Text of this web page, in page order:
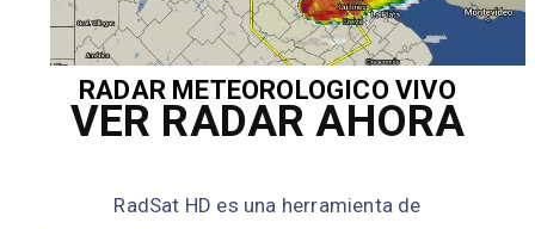
RADAR METEOROLOGICO VIVO
VER RADAR AHORA
RadSat HD es una herramienta de